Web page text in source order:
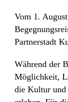
Vom 1.
Partnerstadt
Während der
Möglichkeit,
die Kultur und